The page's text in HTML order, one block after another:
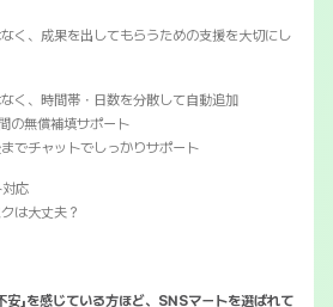
く、成果を出してもらうための支援を大切にし
く、時間帯・日数を分散して自動追加
の無償補填サポート
でチャットでしっかりサポート
応
は大丈夫？
安」を感じている方ほど、SNSマートを選ばれて